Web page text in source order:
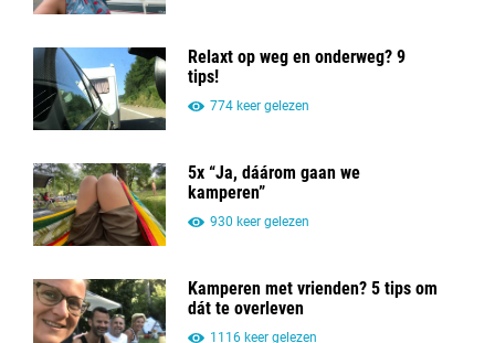
Relaxt op weg en onderweg? 9
tips!
774 keer gelezen
5x “Ja, dáárom gaan we
kamperen”
930 keer gelezen
Kamperen met vrienden? 5 tips om
dát te overleven
1116 keer gelezen